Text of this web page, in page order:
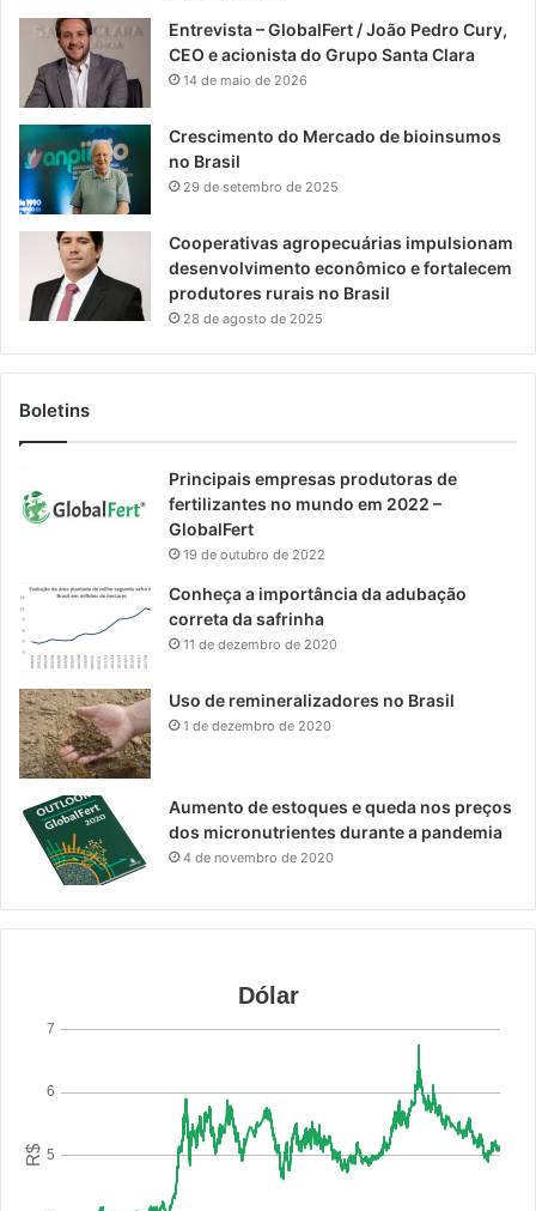
Entrevista – GlobalFert / João Pedro Cury,
CEO e acionista do Grupo Santa Clara
14 de maio de 2026
Crescimento do Mercado de bioinsumos
no Brasil
29 de setembro de 2025
Cooperativas agropecuárias impulsionam
desenvolvimento econômico e fortalecem
produtores rurais no Brasil
28 de agosto de 2025
Boletins
Principais empresas produtoras de
fertilizantes no mundo em 2022 –
GlobalFert
19 de outubro de 2022
Conheça a importância da adubação
correta da safrinha
11 de dezembro de 2020
Uso de remineralizadores no Brasil
1 de dezembro de 2020
Aumento de estoques e queda nos preços
dos micronutrientes durante a pandemia
4 de novembro de 2020